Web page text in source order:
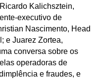
Kalichsztein,
executivo de
Nascimento, Head
e Juarez Zortea,
conversa sobre os
operadoras de
e fraudes, e